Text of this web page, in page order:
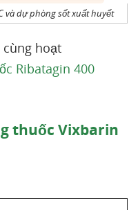
và dự phòng sốt xuất huyết
cùng hoạt
Ribatagin 400
thuốc Vixbarin